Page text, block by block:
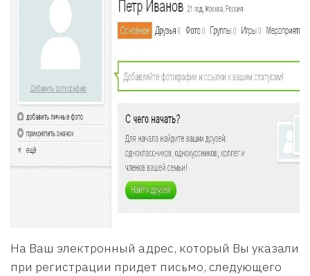
На Ваш электронный адрес, который Вы указали
при регистрации придет письмо, следующего